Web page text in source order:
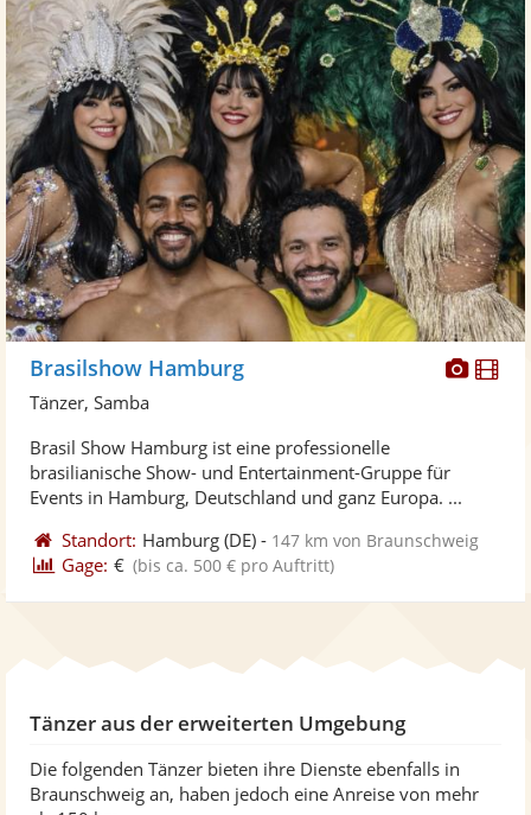
Brasilshow Hamburg
Tänzer, Samba
Brasil Show Hamburg ist eine professionelle
brasilianische Show- und Entertainment-Gruppe für
Events in Hamburg, Deutschland und ganz Europa. ...
Standort: Hamburg (DE) - 147 km von Braunschweig
Gage: € (bis ca. 500 € pro Auftritt)
Tänzer aus der erweiterten Umgebung
Die folgenden Tänzer bieten ihre Dienste ebenfalls in
Braunschweig an, haben jedoch eine Anreise von mehr